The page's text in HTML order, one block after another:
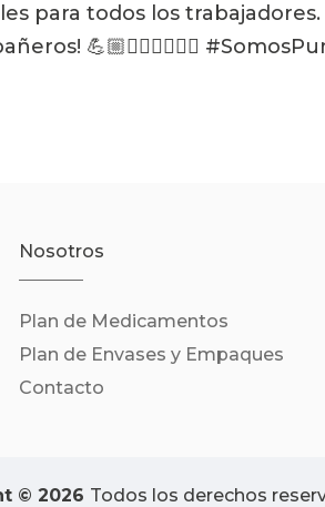
para todos los
💪🏼👷🏽‍♀️👷🏻‍♂️
Nosotros
Plan de Medicamentos
Plan de Envases y Empaques
Contacto
© 2026 Todos los derechos